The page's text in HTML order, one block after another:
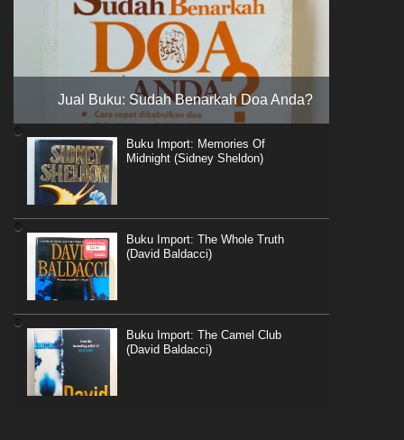
Jual Buku: Sudah Benarkah Doa Anda?
Buku Import: Memories Of
Midnight (Sidney Sheldon)
Buku Import: The Whole Truth
(David Baldacci)
Buku Import: The Camel Club
(David Baldacci)